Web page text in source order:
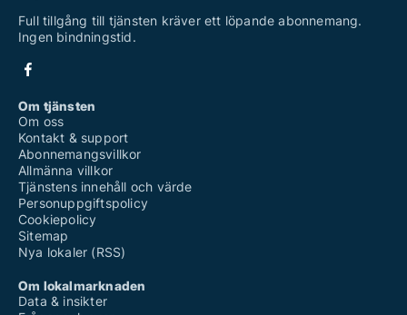
Full tillgång till tjänsten kräver ett löpande abonnemang.
Ingen bindningstid.
Om tjänsten
Om oss
Kontakt & support
Abonnemangsvillkor
Allmänna villkor
Tjänstens innehåll och värde
Personuppgiftspolicy
Cookiepolicy
Sitemap
Nya lokaler (RSS)
Om lokalmarknaden
Data & insikter